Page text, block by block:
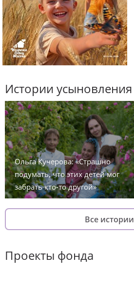
Истории усыновления
Ольга Кучерова: «Страшно
подумать, что этих детей мог
забрать кто-то другой»
Все истории
Проекты фонда